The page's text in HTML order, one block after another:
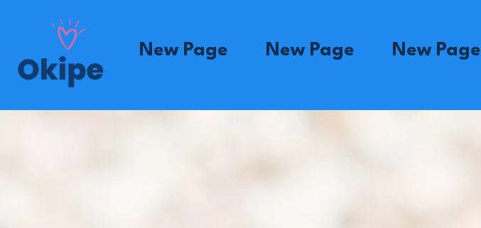
New Page New Page New Page